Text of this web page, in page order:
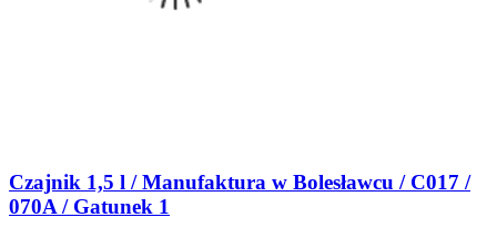
Czajnik 1,5 l / Manufaktura w Bolesławcu / C017 /
070A / Gatunek 1